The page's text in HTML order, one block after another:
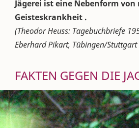
Jägerei ist eine Nebenform
Geisteskrankheit .
(Theodor Heuss: Tagebuchbriefe
Eberhard Pikart, Tübingen/Stuttgart
FAKTEN GEGEN DIE